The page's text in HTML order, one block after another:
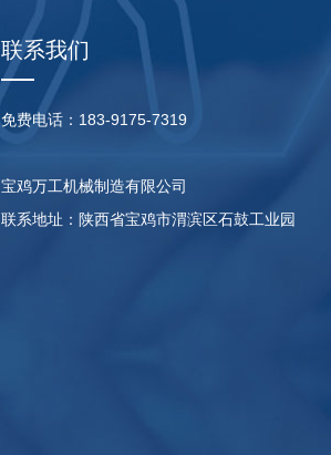
联系我们
免费电话：183-9175-7319
宝鸡万工机械制造有限公司
联系地址：陕西省宝鸡市渭滨区石鼓工业园